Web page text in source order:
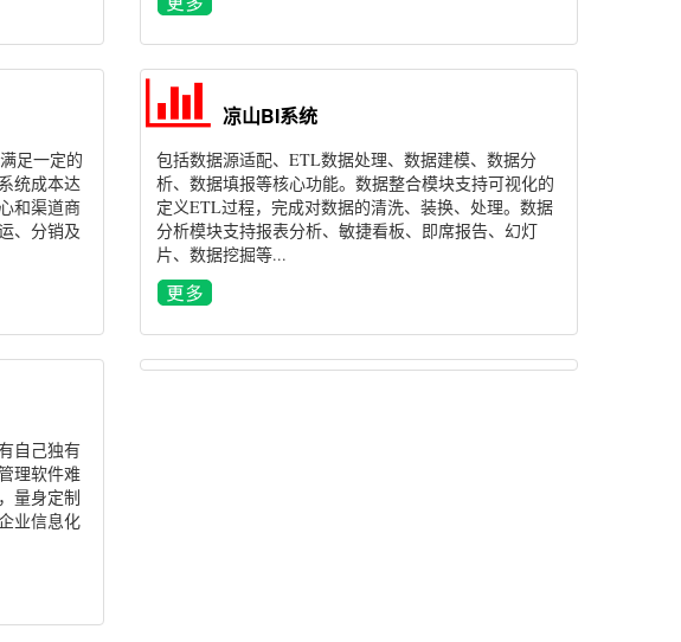
足一定的
统成本达
和渠道商
、分销及
凉山BI系统
包括数据源适配、ETL数据处理、数据建模、数据分
析、数据填报等核心功能。数据整合模块支持可视化的
定义ETL过程，完成对数据的清洗、装换、处理。数据
分析模块支持报表分析、敏捷看板、即席报告、幻灯
片、数据挖掘等...
自己独有
理软件难
量身定制
业信息化